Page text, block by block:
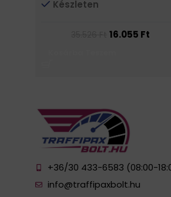
Készleten
16.055 Ft
+36/30 433-6583 (08:00-
info@traffipaxbolt.hu